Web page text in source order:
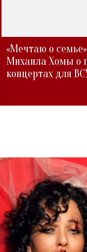
«Мечтаю о
Михаила Хомы о
концертах для